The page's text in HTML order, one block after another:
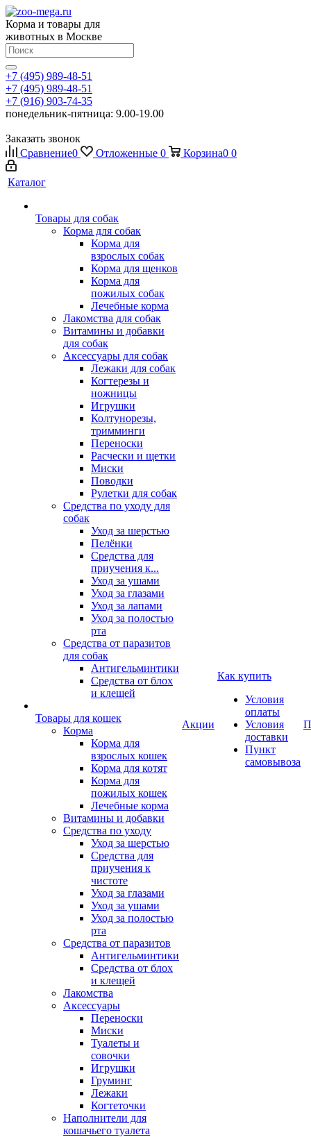
Корма и товары для
животных в Москве
+7 (495) 989-48-51
+7 (495) 989-48-51
+7 (916) 903-74-35
понедельник-пятница: 9.00-19.00
Заказать звонок
Сравнение0 Отложенные 0 Корзина0 0
Каталог
Товары для собак
Корма для собак
Корма для
взрослых собак
Корма для щенков
Корма для
пожилых собак
Лечебные корма
Лакомства для собак
Витамины и добавки
для собак
Аксессуары для собак
Лежаки для собак
Когтерезы и
ножницы
Игрушки
Колтунорезы,
тримминги
Переноски
Расчески и щетки
Миски
Поводки
Рулетки для собак
Средства по уходу для
собак
Уход за шерстью
Пелёнки
Средства для
приучения к...
Уход за ушами
Уход за глазами
Уход за лапами
Уход за полостью
рта
Средства от паразитов
для собак
Антигельминтики
Средства от блох
и клещей
Товары для кошек
Корма
Корма для
взрослых кошек
Корма для котят
Корма для
пожилых кошек
Лечебные корма
Витамины и добавки
Средства по уходу
Уход за шерстью
Средства для
приучения к
чистоте
Уход за глазами
Уход за ушами
Уход за полостью
рта
Средства от паразитов
Антигельминтики
Средства от блох
и клещей
Лакомства
Аксессуары
Переноски
Миски
Туалеты и
совочки
Игрушки
Груминг
Лежаки
Когтеточки
Наполнители для
кошачьего туалета
Акции
Как купить
Условия
оплаты
Условия
доставки
Пункт
самовывоза